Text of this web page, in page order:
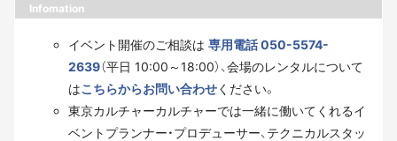
Infomation
イベント開催のご相談は 専用電話 050-5574-
2639（平日 10:00～18:00）、会場のレンタルについて
はこちらからお問い合わせください。
東京カルチャーカルチャーでは一緒に働いてくれるイ
ベントプランナー・プロデューサー、テクニカルスタッ